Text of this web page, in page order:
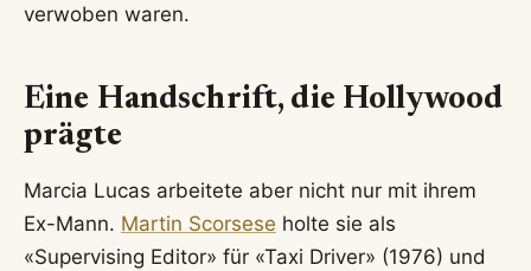
verwoben waren.
Eine Handschrift, die Hollywood
prägte
Marcia Lucas arbeitete aber nicht nur mit ihrem
Ex-Mann. Martin Scorsese holte sie als
«Supervising Editor» für «Taxi Driver» (1976) und